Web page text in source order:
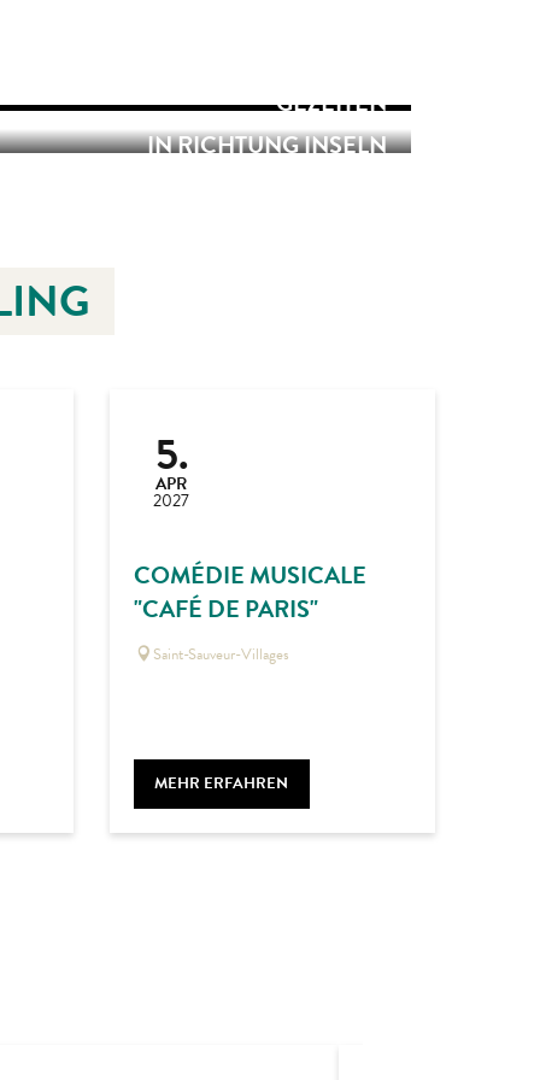
GEZEITEN
IN RICHTUNG INSELN
5.
APR
2027
COMÉDIE MUSICALE
"CAFÉ DE PARIS"
Saint-Sauveur-Villages
MEHR ERFAHREN